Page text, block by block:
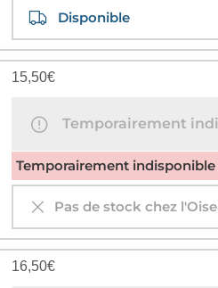
Disponible
15,50€
Temporairement
Temporairement indisponible
Pas de stock chez
16,50€